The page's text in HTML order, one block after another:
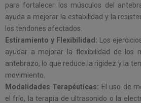
para fortalecer los músculos del
ayuda a mejorar la estabilidad y la
los tendones afectados.
Estiramiento y Flexibilidad: Los
ayudar a mejorar la flexibilidad de los
antebrazo, lo que reduce la rigidez y la
movimiento.
Modalidades Terapéuticas: El uso de
el frío, la terapia de ultrasonido o la